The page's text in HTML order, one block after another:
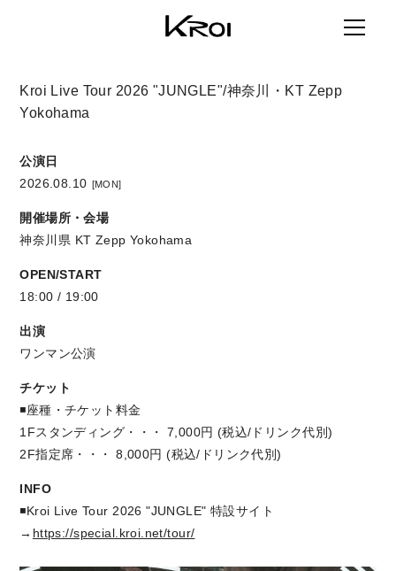
Kroi Live Tour 2026 "JUNGLE"/神奈川・KT Zepp
Yokohama
公演日
2026.08.10 [MON]
開催場所・会場
神奈川県 KT Zepp Yokohama
OPEN/START
18:00 / 19:00
出演
ワンマン公演
チケット
◾️座種・チケット料金
1Fスタンディング・・・ 7,000円 (税込/ドリンク代別)
2F指定席・・・ 8,000円 (税込/ドリンク代別)
INFO
◾️Kroi Live Tour 2026 "JUNGLE" 特設サイト
→ https://special.kroi.net/tour/